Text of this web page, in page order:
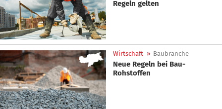
Regeln gelten
Wirtschaft » Baubranche
Neue Regeln bei Bau-
Rohstoffen